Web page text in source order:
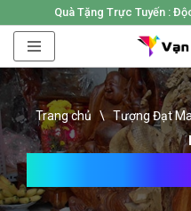
Skip
to
content
Quà Tặng Trực Tuyến :
Trang chủ \ Tượng Đạt